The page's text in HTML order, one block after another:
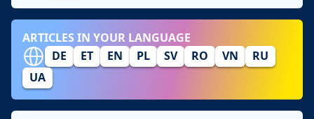
ARTICLES IN YOUR LANGUAGE
DE
ET EN PL SV RO VN
RU
UA